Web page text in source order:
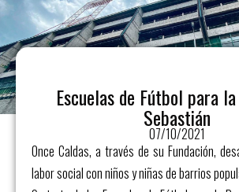
Escuelas de Fútbol para
Sebastián
07/10/2021
Once Caldas, a través de su Fundación,
labor social con niños y niñas de barrios